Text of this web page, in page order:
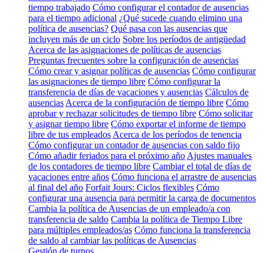
tiempo trabajado Cómo configurar el contador de ausencias
para el tiempo adicional ¿Qué sucede cuando elimino una
política de ausencias? Qué pasa con las ausencias que
incluyen más de un ciclo Sobre los períodos de antigüedad
Acerca de las asignaciones de políticas de ausencias
Preguntas frecuentes sobre la configuración de ausencias
Cómo crear y asignar políticas de ausencias Cómo configurar
las asignaciones de tiempo libre Cómo configurar la
transferencia de días de vacaciones y ausencias Cálculos de
ausencias Acerca de la configuración de tiempo libre Cómo
aprobar y rechazar solicitudes de tiempo libre Cómo solicitar
y asignar tiempo libre Cómo exportar el informe de tiempo
libre de tus empleados Acerca de los períodos de tenencia
Cómo configurar un contador de ausencias con saldo fijo
Cómo añadir feriados para el próximo año Ajustes manuales
de los contadores de tiempo libre Cambiar el total de días de
vacaciones entre años Cómo funciona el arrastre de ausencias
al final del año Forfait Jours: Ciclos flexibles Cómo
configurar una ausencia para permitir la carga de documentos
Cambia la política de Ausencias de un empleado/a con
transferencia de saldo Cambia la política de Tiempo Libre
para múltiples empleados/as Cómo funciona la transferencia
de saldo al cambiar las políticas de Ausencias
Gestión de turnos